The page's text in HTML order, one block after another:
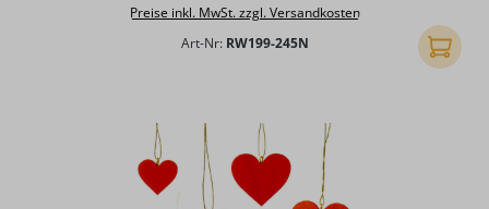
Preise inkl. MwSt. zzgl. Versandkosten
Art-Nr: RW199-245N In den